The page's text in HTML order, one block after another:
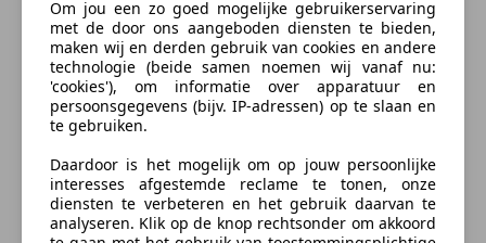
Radio
Extra
Lichtmetalen velgen
Sportstoelen
Materiaal
Leder
Beschrijving
Zodra de zon zich laat zien, kunt u heerlijk genieten
ontwerp en de toonaangevende techniek maken van
iedere Japanse auto een kwaliteitsproduct. Dat is ook
te merken aan deze Suzuki Cappuccino. Dit is een
Om jou een zo goed mogelijke gebruikerservaring
met de door ons aangeboden diensten te bieden,
maken wij en derden gebruik van cookies en andere
technologie (beide samen noemen wij vanaf nu:
'cookies'), om informatie over apparatuur en
persoonsgegevens (bijv. IP-adressen) op te slaan en
te gebruiken.
Daardoor is het mogelijk om op jouw persoonlijke
interesses afgestemde reclame te tonen, onze
diensten te verbeteren en het gebruik daarvan te
analyseren. Klik op de knop rechtsonder om akkoord